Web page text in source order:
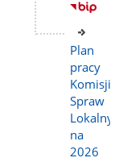
do
Plan
pracy
Komisji
Spraw
na
2026